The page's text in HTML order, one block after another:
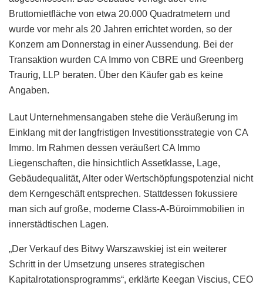
Bruttomietfläche von etwa 20.000 Quadratmetern und
wurde vor mehr als 20 Jahren errichtet worden, so der
Konzern am Donnerstag in einer Aussendung. Bei der
Transaktion wurden CA Immo von CBRE und Greenberg
Traurig, LLP beraten. Über den Käufer gab es keine
Angaben.
Laut Unternehmensangaben stehe die Veräußerung im
Einklang mit der langfristigen Investitionsstrategie von CA
Immo. Im Rahmen dessen veräußert CA Immo
Liegenschaften, die hinsichtlich Assetklasse, Lage,
Gebäudequalität, Alter oder Wertschöpfungspotenzial nicht
dem Kerngeschäft entsprechen. Stattdessen fokussiere
man sich auf große, moderne Class-A-Büroimmobilien in
innerstädtischen Lagen.
„Der Verkauf des Bitwy Warszawskiej ist ein weiterer
Schritt in der Umsetzung unseres strategischen
Kapitalrotationsprogramms“, erklärte Keegan Viscius, CEO